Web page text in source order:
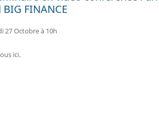
FINANCE
27 Octobre à 10h
ici.